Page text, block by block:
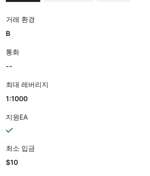
거래 환경
B
통화
--
최대 레버리지
1:1000
지원EA
최소 입금
$10